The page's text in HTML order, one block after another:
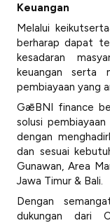
Keuangan
Melalui
berharap dapat
kesadaran
keuangan serta
pembiayaan yang
GǣBNI finance
solusi
dengan
dan sesuai
Gunawan, Area
Jawa Timur & Bali.
Dengan
dukungan dari